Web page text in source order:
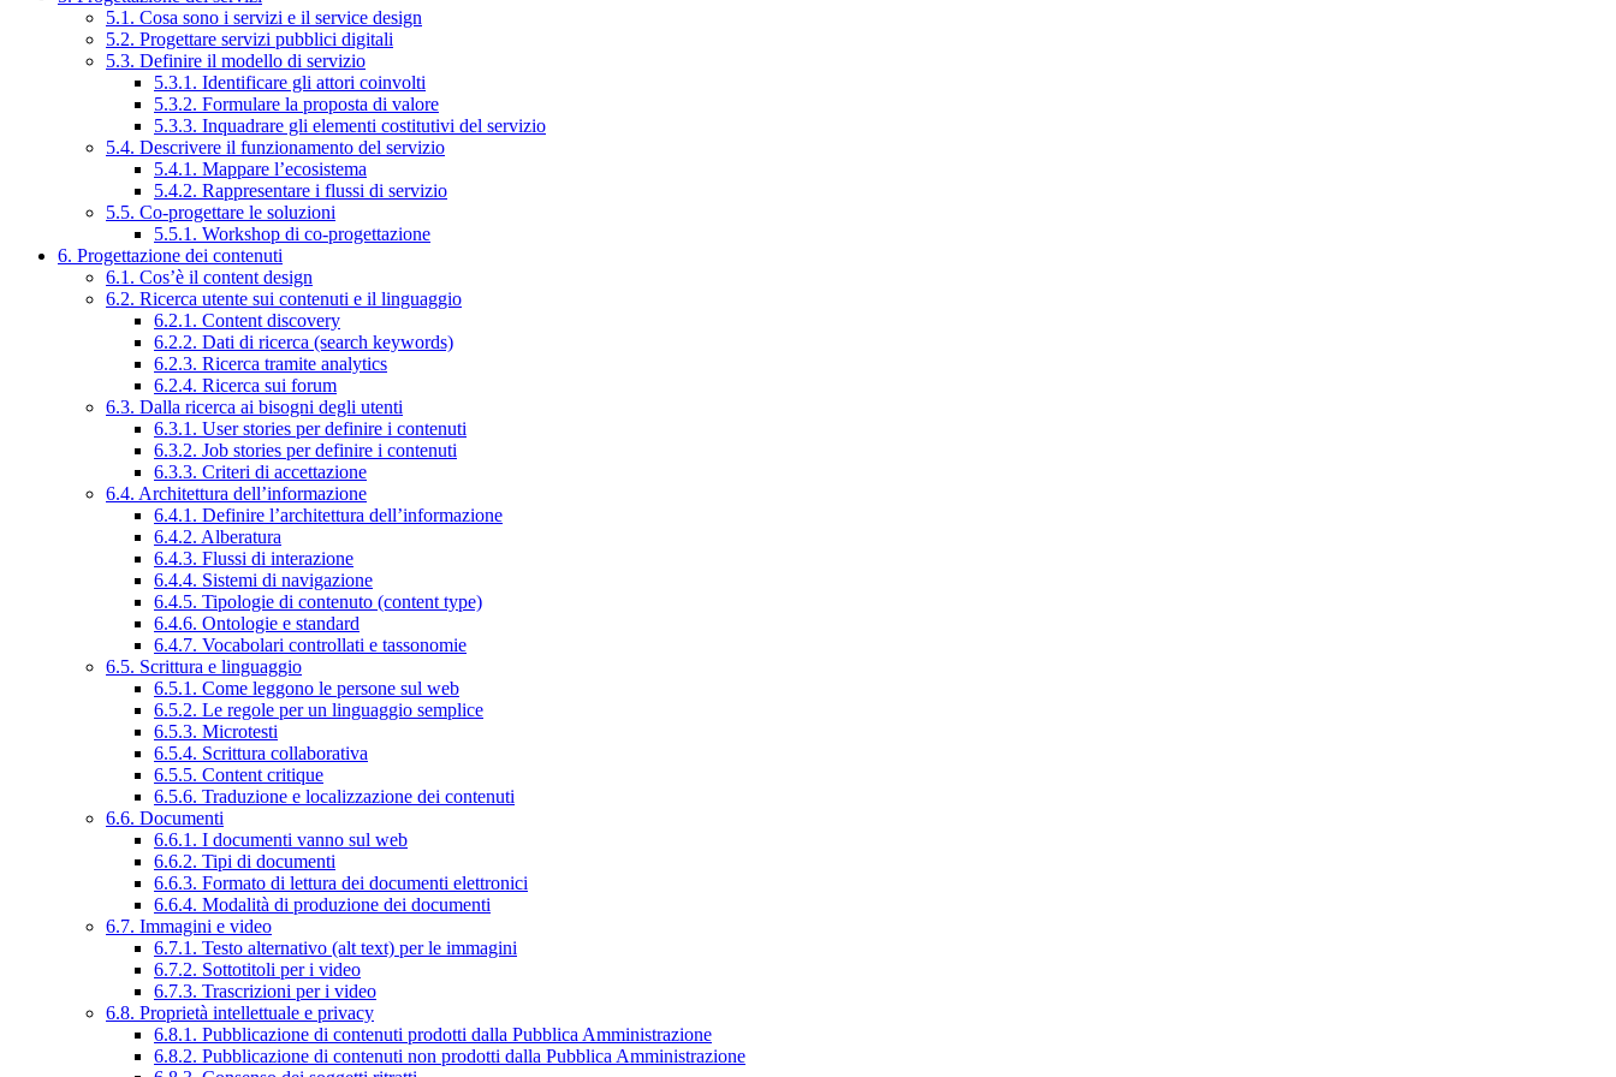
5.1. Cosa sono i servizi e il service design
5.2. Progettare servizi pubblici digitali
5.3. Definire il modello di servizio
5.3.1. Identificare gli attori coinvolti
5.3.2. Formulare la proposta di valore
5.3.3. Inquadrare gli elementi costitutivi del servizio
5.4. Descrivere il funzionamento del servizio
5.4.1. Mappare l’ecosistema
5.4.2. Rappresentare i flussi di servizio
5.5. Co-progettare le soluzioni
5.5.1. Workshop di co-progettazione
6. Progettazione dei contenuti
6.1. Cos’è il content design
6.2. Ricerca utente sui contenuti e il linguaggio
6.2.1. Content discovery
6.2.2. Dati di ricerca (search keywords)
6.2.3. Ricerca tramite analytics
6.2.4. Ricerca sui forum
6.3. Dalla ricerca ai bisogni degli utenti
6.3.1. User stories per definire i contenuti
6.3.2. Job stories per definire i contenuti
6.3.3. Criteri di accettazione
6.4. Architettura dell’informazione
6.4.1. Definire l’architettura dell’informazione
6.4.2. Alberatura
6.4.3. Flussi di interazione
6.4.4. Sistemi di navigazione
6.4.5. Tipologie di contenuto (content type)
6.4.6. Ontologie e standard
6.4.7. Vocabolari controllati e tassonomie
6.5. Scrittura e linguaggio
6.5.1. Come leggono le persone sul web
6.5.2. Le regole per un linguaggio semplice
6.5.3. Microtesti
6.5.4. Scrittura collaborativa
6.5.5. Content critique
6.5.6. Traduzione e localizzazione dei contenuti
6.6. Documenti
6.6.1. I documenti vanno sul web
6.6.2. Tipi di documenti
6.6.3. Formato di lettura dei documenti elettronici
6.6.4. Modalità di produzione dei documenti
6.7. Immagini e video
6.7.1. Testo alternativo (alt text) per le immagini
6.7.2. Sottotitoli per i video
6.7.3. Trascrizioni per i video
6.8. Proprietà intellettuale e privacy
6.8.1. Pubblicazione di contenuti prodotti dalla Pubblica Amministrazione
6.8.2. Pubblicazione di contenuti non prodotti dalla Pubblica Amministrazione